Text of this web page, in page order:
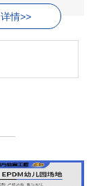
详情>>